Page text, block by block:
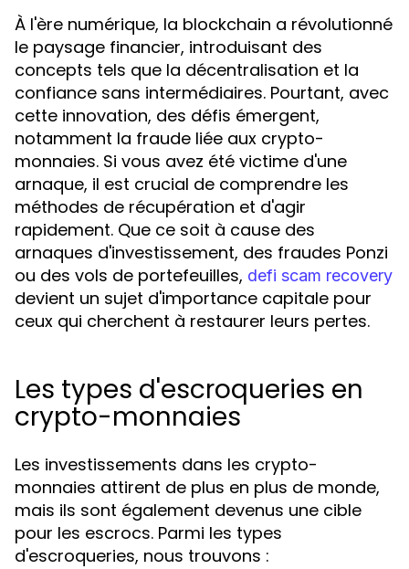
À l'ère numérique, la blockchain a révolutionné
le paysage financier, introduisant des
concepts tels que la décentralisation et la
confiance sans intermédiaires. Pourtant, avec
cette innovation, des défis émergent,
notamment la fraude liée aux crypto-
monnaies. Si vous avez été victime d'une
arnaque, il est crucial de comprendre les
méthodes de récupération et d'agir
rapidement. Que ce soit à cause des
arnaques d'investissement, des fraudes Ponzi
ou des vols de portefeuilles, defi scam recovery
devient un sujet d'importance capitale pour
ceux qui cherchent à restaurer leurs pertes.
Les types d'escroqueries en
crypto-monnaies
Les investissements dans les crypto-
monnaies attirent de plus en plus de monde,
mais ils sont également devenus une cible
pour les escrocs. Parmi les types
d'escroqueries, nous trouvons :